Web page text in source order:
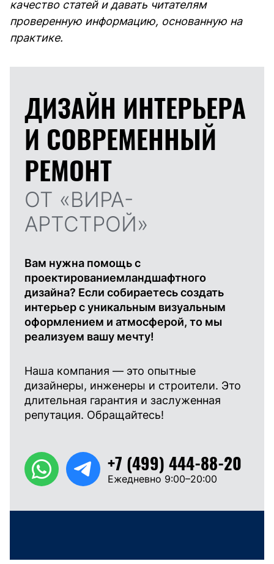
качество статей и давать читателям
проверенную информацию, основанную на
практике.
ДИЗАЙН ИНТЕРЬЕРА
И СОВРЕМЕННЫЙ
РЕМОНТ
ОТ «ВИРА-
АРТСТРОЙ»
Вам нужна помощь с
проектированиемландшафтного
дизайна? Если собираетесь создать
интерьер с уникальным визуальным
оформлением и атмосферой, то мы
реализуем вашу мечту!
Наша компания — это опытные
дизайнеры, инженеры и строители. Это
длительная гарантия и заслуженная
репутация. Обращайтесь!
+7 (499) 444-88-20
Ежедневно 9:00–20:00